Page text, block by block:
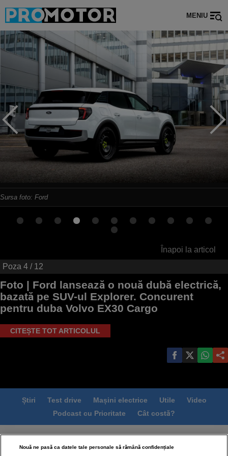
MENIU
Sursa foto: Ford
Înapoi la articol
Poza 4 / 12
Foto | Ford lansează o nouă dubă electrică,
bazată pe SUV-ul Explorer. Concurent
pentru duba Volvo EX30 Cargo
CITEȘTE TOT ARTICOLUL
Știri Test drive Mașini electrice Utile
Video
Podcast cu Prioritate
Cât costă?
Termeni si conditii
Politica de confidentialitate
Politica de cookies
Echipa editorială
Nouă ne pasă ca datele tale personale să rămână confidențiale